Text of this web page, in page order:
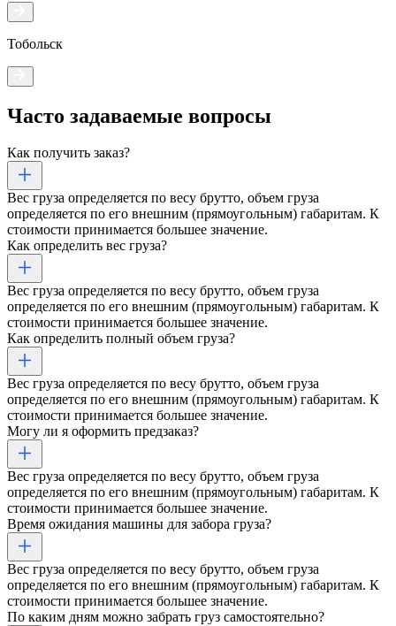
Тобольск
Часто задаваемые вопросы
Как получить заказ?
Вес груза определяется по весу брутто, объем груза
определяется по его внешним (прямоугольным) габаритам. К
стоимости принимается большее значение.
Как определить вес груза?
Вес груза определяется по весу брутто, объем груза
определяется по его внешним (прямоугольным) габаритам. К
стоимости принимается большее значение.
Как определить полный объем груза?
Вес груза определяется по весу брутто, объем груза
определяется по его внешним (прямоугольным) габаритам. К
стоимости принимается большее значение.
Могу ли я оформить предзаказ?
Вес груза определяется по весу брутто, объем груза
определяется по его внешним (прямоугольным) габаритам. К
стоимости принимается большее значение.
Время ожидания машины для забора груза?
Вес груза определяется по весу брутто, объем груза
определяется по его внешним (прямоугольным) габаритам. К
стоимости принимается большее значение.
По каким дням можно забрать груз самостоятельно?